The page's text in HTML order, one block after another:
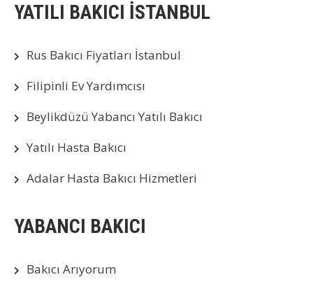
YATILI BAKICI İSTANBUL
Rus Bakıcı Fiyatları İstanbul
Filipinli Ev Yardımcısı
Beylikdüzü Yabancı Yatılı Bakıcı
Yatılı Hasta Bakıcı
Adalar Hasta Bakıcı Hizmetleri
YABANCI BAKICI
Bakıcı Arıyorum